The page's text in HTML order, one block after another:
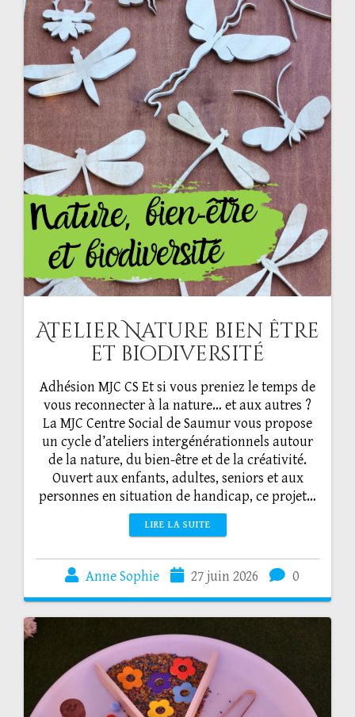
Atelier Nature bien être
et biodiversité
Adhésion MJC CS Et si vous preniez le temps de
vous reconnecter à la nature… et aux autres ?
La MJC Centre Social de Saumur vous propose
un cycle d’ateliers intergénérationnels autour
de la nature, du bien-être et de la créativité.
Ouvert aux enfants, adultes, seniors et aux
personnes en situation de handicap, ce projet…
LIRE LA SUITE
Anne Sophie 27 juin 2026 0